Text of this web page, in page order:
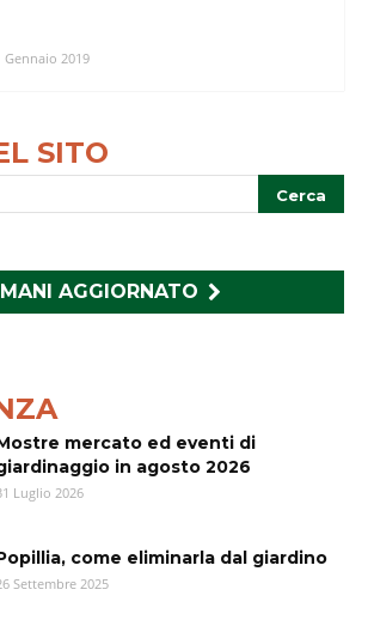
Gennaio 2019
SITO
AGGIORNATO
mercato ed eventi di
in agosto 2026
Luglio 2026
come eliminarla dal giardino
Settembre 2025